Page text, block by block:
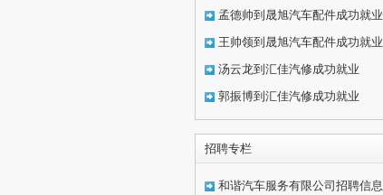
孟德帅到晟旭汽车配件成功就业
王帅领到晟旭汽车配件成功就业
汤云龙到汇佳汽修成功就业
郭振博到汇佳汽修成功就业
招聘专栏
和谐汽车服务有限公司招聘信息